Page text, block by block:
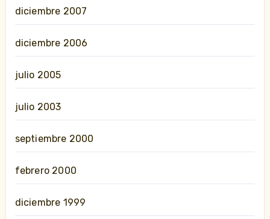
diciembre 2007
diciembre 2006
julio 2005
julio 2003
septiembre 2000
febrero 2000
diciembre 1999